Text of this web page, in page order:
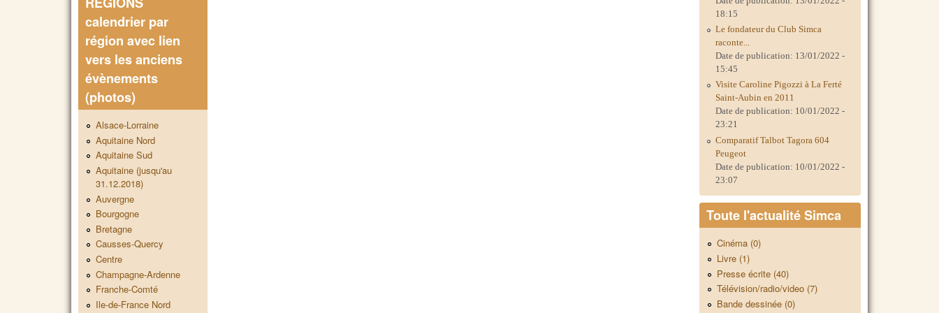
calendrier par
région avec lien
vers les anciens
évènements
(photos)
Alsace-Lorraine
Aquitaine Nord
Aquitaine Sud
Aquitaine (jusqu'au
31.12.2018)
Auvergne
Bourgogne
Bretagne
Causses-Quercy
Centre
Champagne-Ardenne
Franche-Comté
Ile-de-France Nord
18:15
Le fondateur du Club Simca
raconte...
Date de publication: 13/01/2022 -
15:45
Visite Caroline Pigozzi à La Ferté
Saint-Aubin en 2011
Date de publication: 10/01/2022 -
23:21
Comparatif Talbot Tagora 604
Peugeot
Date de publication: 10/01/2022 -
23:07
Toute l'actualité Simca
Cinéma (0)
Livre (1)
Presse écrite (40)
Télévision/radio/video (7)
Bande dessinée (0)